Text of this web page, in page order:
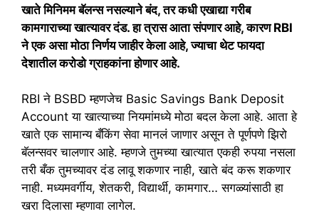
खाते मिनिमम बॅलन्स नसल्याने बंद, तर कधी एखाद्या गरीब
कामगाराच्या खात्यावर दंड. हा त्रास आता संपणार आहे, कारण RBI
ने एक असा मोठा निर्णय जाहीर केला आहे, ज्याचा थेट फायदा
देशातील करोडो ग्राहकांना होणार आहे.
RBI ने BSBD म्हणजेच Basic Savings Bank Deposit
Account या खात्याच्या नियमांमध्ये मोठा बदल केला आहे. आता हे
खाते एक सामान्य बँकिंग सेवा मानलं जाणार असून ते पूर्णपणे झिरो
बॅलन्सवर चालणार आहे. म्हणजे तुमच्या खात्यात एकही रुपया नसला
तरी बँक तुमच्यावर दंड लावू शकणार नाही, खाते बंद करू शकणार
नाही. मध्यमवर्गीय, शेतकरी, विद्यार्थी, कामगार… सगळ्यांसाठी हा
खरा दिलासा म्हणावा लागेल.